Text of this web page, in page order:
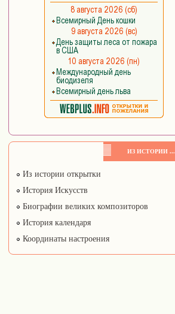
ИЗ ИСТОРИИ ...
Из истории открытки
История Искусств
Биографии великих композиторов
История календаря
Координаты настроения